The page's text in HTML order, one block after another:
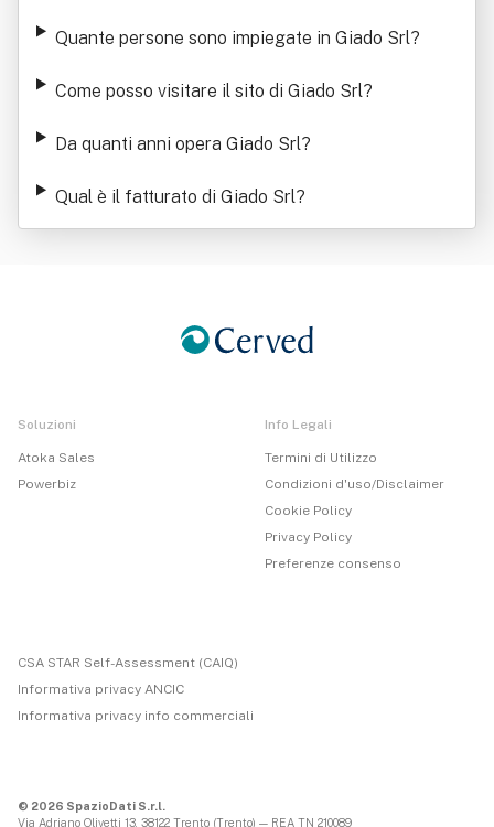
Quante persone sono impiegate in Giado Srl?
Come posso visitare il sito di Giado Srl?
Da quanti anni opera Giado Srl?
Qual è il fatturato di Giado Srl?
Soluzioni
Atoka Sales
Powerbiz
Info Legali
Termini di Utilizzo
Condizioni d'uso/Disclaimer
Cookie Policy
Privacy Policy
Preferenze consenso
CSA STAR Self-Assessment (CAIQ)
Informativa privacy ANCIC
Informativa privacy info commerciali
© 2026 SpazioDati S.r.l.
Via Adriano Olivetti 13, 38122 Trento (Trento) — REA TN 210089